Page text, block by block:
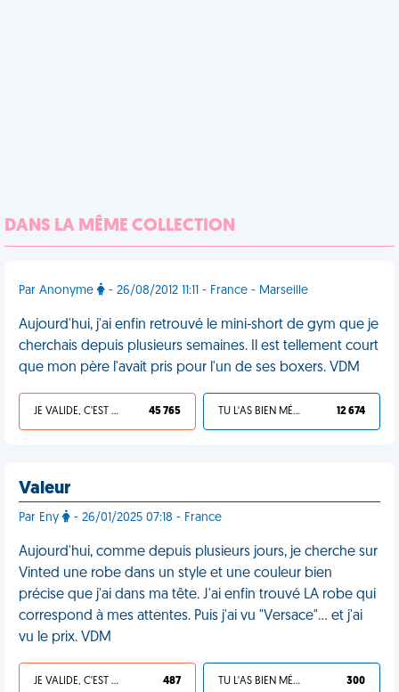
DANS LA MÊME COLLECTION
Par Anonyme - 26/08/2012 11:11 - France - Marseille
Aujourd'hui, j'ai enfin retrouvé le mini-short de gym que je
cherchais depuis plusieurs semaines. Il est tellement court
que mon père l'avait pris pour l'un de ses boxers. VDM
JE VALIDE, C'EST UNE VDM 45 765 TU L'AS BIEN MÉRITÉ 12 674
Valeur
Par Eny - 26/01/2025 07:18 - France
Aujourd'hui, comme depuis plusieurs jours, je cherche sur
Vinted une robe dans un style et une couleur bien
précise que j'ai dans ma tête. J'ai enfin trouvé LA robe qui
correspond à mes attentes. Puis j'ai vu "Versace"… et j'ai
vu le prix. VDM
JE VALIDE, C'EST UNE VDM 487 TU L'AS BIEN MÉRITÉ 300